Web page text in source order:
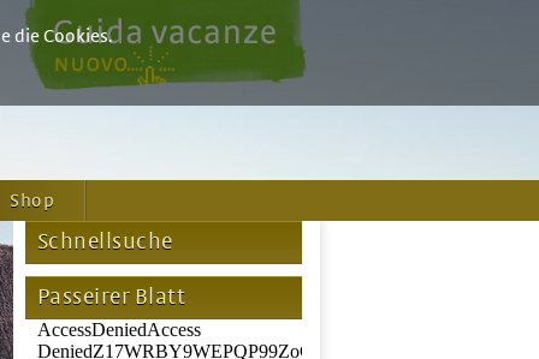
Shop
Schnellsuche
Passeirer Blatt
die Cookies.